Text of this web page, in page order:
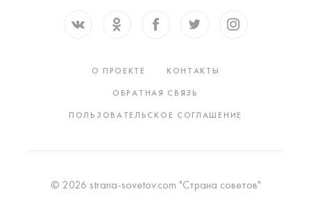
О ПРОЕКТЕ
КОНТАКТЫ
ОБРАТНАЯ СВЯЗЬ
ПОЛЬЗОВАТЕЛЬСКОЕ СОГЛАШЕНИЕ
© 2026 strana-sovetov.com "Страна советов"